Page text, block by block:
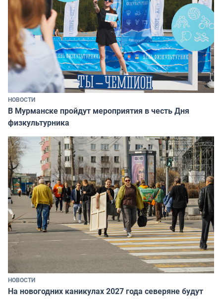
НОВОСТИ
В Мурманске пройдут мероприятия в честь Дня
физкультурника
НОВОСТИ
На новогодних каникулах 2027 года северяне будут